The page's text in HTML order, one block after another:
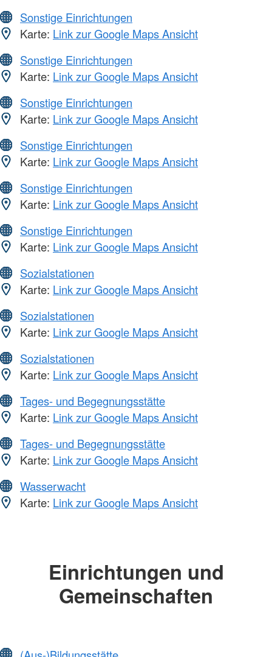
Sonstige Einrichtungen
Karte: Link zur Google Maps Ansicht
Sonstige Einrichtungen
Karte: Link zur Google Maps Ansicht
Sonstige Einrichtungen
Karte: Link zur Google Maps Ansicht
Sonstige Einrichtungen
Karte: Link zur Google Maps Ansicht
Sonstige Einrichtungen
Karte: Link zur Google Maps Ansicht
Sonstige Einrichtungen
Karte: Link zur Google Maps Ansicht
Sozialstationen
Karte: Link zur Google Maps Ansicht
Sozialstationen
Karte: Link zur Google Maps Ansicht
Sozialstationen
Karte: Link zur Google Maps Ansicht
Tages- und Begegnungsstätte
Karte: Link zur Google Maps Ansicht
Tages- und Begegnungsstätte
Karte: Link zur Google Maps Ansicht
Wasserwacht
Karte: Link zur Google Maps Ansicht
Einrichtungen und
Gemeinschaften